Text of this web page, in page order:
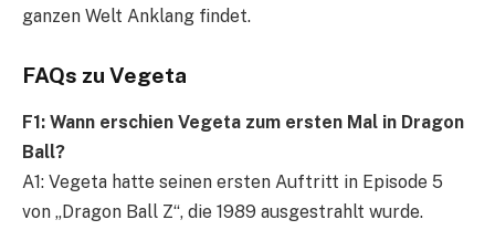
ganzen Welt Anklang findet.
FAQs zu Vegeta
F1: Wann erschien Vegeta zum ersten Mal in Dragon
Ball?
A1: Vegeta hatte seinen ersten Auftritt in Episode 5
von „Dragon Ball Z“, die 1989 ausgestrahlt wurde.